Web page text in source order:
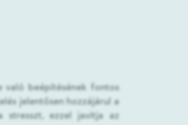
való beépítésének fontos
jelentősen hozzájárul a
stresszt, ezzel javítja az